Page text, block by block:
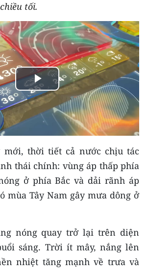
NGHỆ
TIN
SÂU
NAM
- MỖI XÃ
tối.
Play
Video
mới, thời tiết cả nước chịu tác
thái chính: vùng áp thấp phía
ở phía Bắc và dải rãnh áp
mùa Tây Nam gây mưa dông ở
nóng quay trở lại trên diện
sáng. Trời ít mây, nắng lên
nhiệt tăng mạnh về trưa và